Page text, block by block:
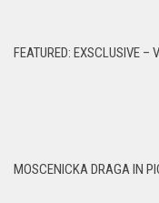
FEATURED: EXSCLUSIVE
MOSCENICKA DRAGA IN